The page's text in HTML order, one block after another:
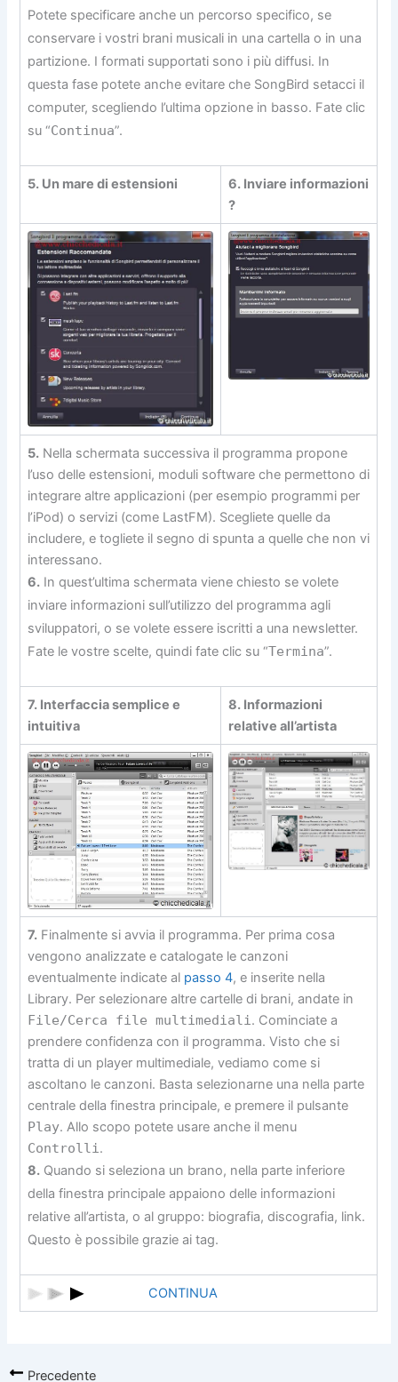
Potete specificare anche un percorso specifico, se
conservare i vostri brani musicali in una cartella o in una
partizione. I formati supportati sono i più diffusi. In
questa fase potete anche evitare che SongBird setacci il
computer, scegliendo l’ultima opzione in basso. Fate clic
su “Continua”.
5. Un mare di estensioni
6. Inviare informazioni
?
5. Nella schermata successiva il programma propone
l’uso delle estensioni, moduli software che permettono di
integrare altre applicazioni (per esempio programmi per
l’iPod) o servizi (come LastFM). Scegliete quelle da
includere, e togliete il segno di spunta a quelle che non vi
interessano.
6. In quest’ultima schermata viene chiesto se volete
inviare informazioni sull’utilizzo del programma agli
sviluppatori, o se volete essere iscritti a una newsletter.
Fate le vostre scelte, quindi fate clic su “Termina”.
7. Interfaccia semplice e
intuitiva
8. Informazioni
relative all’artista
7. Finalmente si avvia il programma. Per prima cosa
vengono analizzate e catalogate le canzoni
eventualmente indicate al passo 4, e inserite nella
Library. Per selezionare altre cartelle di brani, andate in
File/Cerca file multimediali . Cominciate a
prendere confidenza con il programma. Visto che si
tratta di un player multimediale, vediamo come si
ascoltano le canzoni. Basta selezionarne una nella parte
centrale della finestra principale, e premere il pulsante
Play. Allo scopo potete usare anche il menu
Controlli .
8. Quando si seleziona un brano, nella parte inferiore
della finestra principale appaiono delle informazioni
relative all’artista, o al gruppo: biografia, discografia, link.
Questo è possibile grazie ai tag.
CONTINUA
Precedente